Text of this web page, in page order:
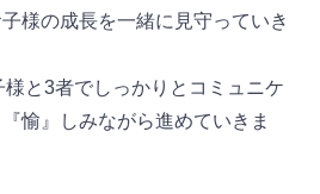
様の成長を一緒に見守っていき
と3者でしっかりとコミュニケ
愉』しみながら進めていきま